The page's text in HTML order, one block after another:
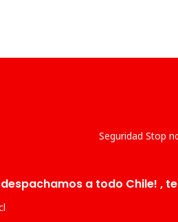
Seguridad Stop
a todo Chile! , te